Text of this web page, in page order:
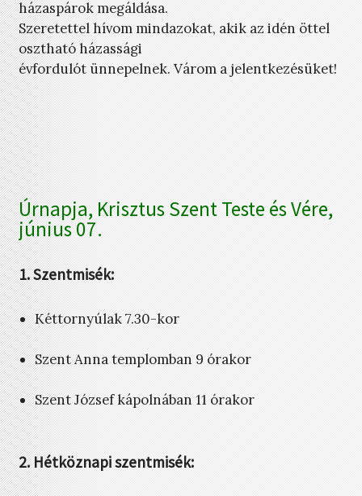
házaspárok megáldása.
Szeretettel hívom mindazokat, akik az idén öttel
osztható házassági
évfordulót ünnepelnek. Várom a jelentkezésüket!
Úrnapja, Krisztus Szent Teste és Vére,
június 07.
1. Szentmisék:
Kéttornyúlak 7.30-kor
Szent Anna templomban 9 órakor
Szent József kápolnában 11 órakor
2. Hétköznapi szentmisék: